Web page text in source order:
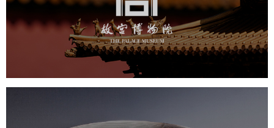
文化艺术 博物馆 智慧博物馆
博物馆网站建设
景区网站建设
文创商城 万能专题 网站代运营